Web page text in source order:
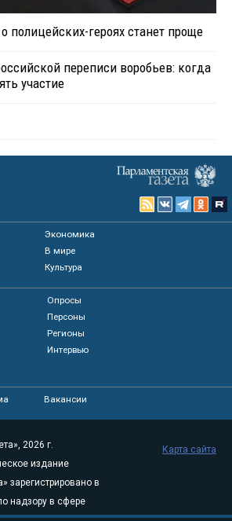
полицейских-героях станет проще
переписи воробьев: когда
участие
Экономика
В мире
Культура
Опросы
Персоны
Регионы
Интервью
Вакансии
2026 г.
издание
зарегистрировано в
надзору в сфере
Карта сайта